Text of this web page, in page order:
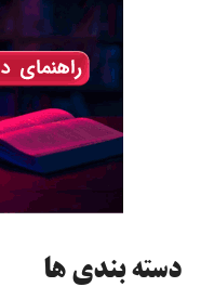
دسته‌ بندی ها